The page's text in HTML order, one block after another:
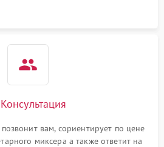
вам, сориентирует по цене
миксера а также ответит на